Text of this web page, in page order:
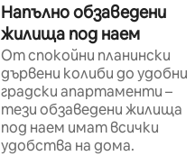
Напълно обзаведени
жилища под наем
От спокойни планински
дървени колиби до удобни
градски апартаменти –
тези обзаведени жилища
под наем имат всички
удобства на дома.